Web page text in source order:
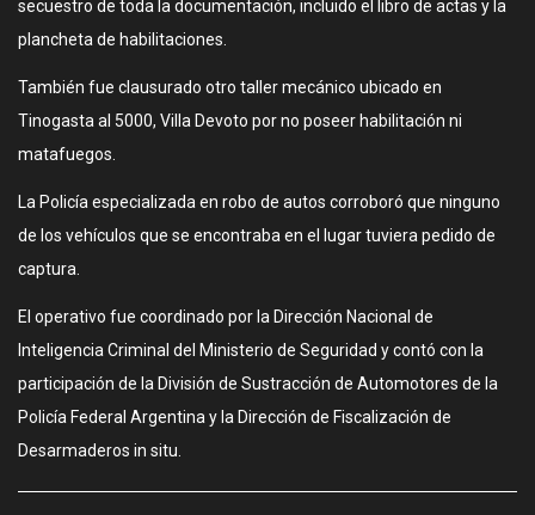
secuestro de toda la documentación, incluido el libro de actas y la
plancheta de habilitaciones.
También fue clausurado otro taller mecánico ubicado en
Tinogasta al 5000, Villa Devoto por no poseer habilitación ni
matafuegos.
La Policía especializada en robo de autos corroboró que ninguno
de los vehículos que se encontraba en el lugar tuviera pedido de
captura.
El operativo fue coordinado por la Dirección Nacional de
Inteligencia Criminal del Ministerio de Seguridad y contó con la
participación de la División de Sustracción de Automotores de la
Policía Federal Argentina y la Dirección de Fiscalización de
Desarmaderos in situ.